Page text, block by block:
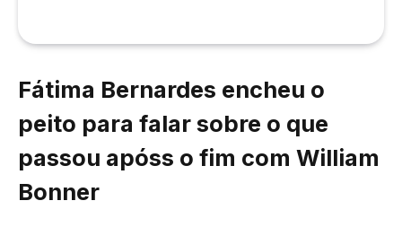
Fátima Bernardes encheu o
peito para falar sobre o que
passou apóss o fim com William
Bonner